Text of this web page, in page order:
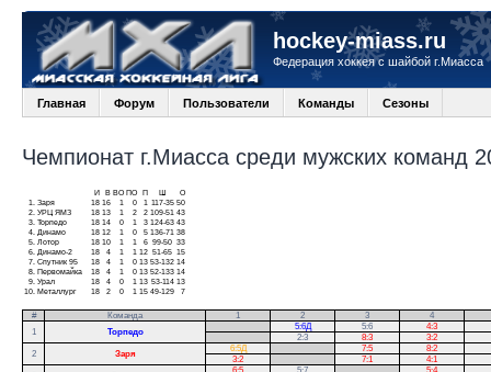
hockey-miass.ru
Федерация хоккея с шайбой г.Миасса
Главная Форум Пользователи Команды Сезоны
Чемпионат г.Миасса среди мужских команд
И В ВО ПО П
О
1.
Заря 18 16 1 0 1 117-35 50
2. УРЦ ЯМЗ 18 13 1 2 2 109-51 43
3. Торпедо 18 14 0 1 3 124-63 43
4.
Динамо 18 12 1 0 5 136-71 38
5. Лотор 18 10 1 1 6 99-50 33
6.
Динамо-2 18 4 1 1 12 51-65 15
7. Спутник 95 18 4 1 0 13 53-132 14
8.
Первомайка 18 4 1 0 13 52-133 14
9. Урал 18 4 0 1 13 53-114 13
10.
Металлург 18 2 0 1 15 49-129 7
# Команда 1 2 3
4
1
Торпедо
5:6Д 5:6
4:3
2:3 8:3
3:2
2
Заря
6:5Д 7:5
8:2
3:2
7:1
4:1